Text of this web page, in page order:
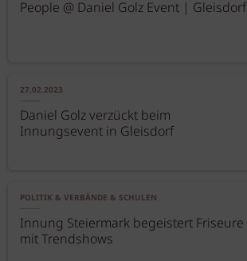
People @ Daniel Golz Event | Gleisdorf
27.02.2023
Daniel Golz verzückt beim
Innungsevent in Gleisdorf
POLITIK & VERBÄNDE & SCHULEN
Innung Steiermark begeistert Friseure
mit Trendshows